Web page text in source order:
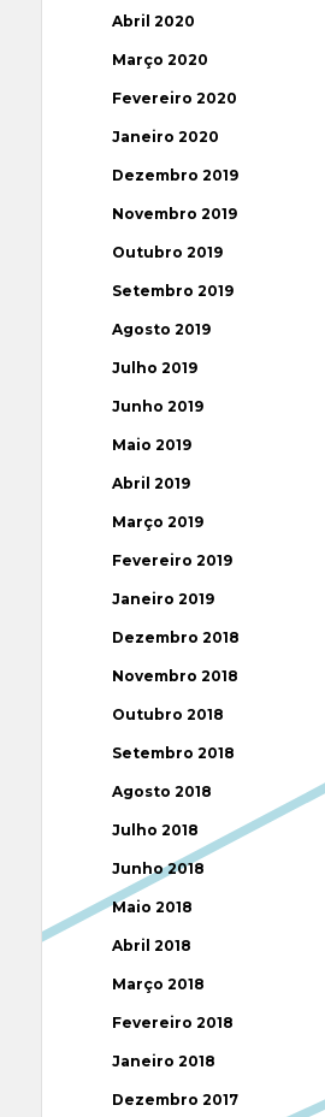
Abril 2020
Março 2020
Fevereiro 2020
Janeiro 2020
Dezembro 2019
Novembro 2019
Outubro 2019
Setembro 2019
Agosto 2019
Julho 2019
Junho 2019
Maio 2019
Abril 2019
Março 2019
Fevereiro 2019
Janeiro 2019
Dezembro 2018
Novembro 2018
Outubro 2018
Setembro 2018
Agosto 2018
Julho 2018
Junho 2018
Maio 2018
Abril 2018
Março 2018
Fevereiro 2018
Janeiro 2018
Dezembro 2017